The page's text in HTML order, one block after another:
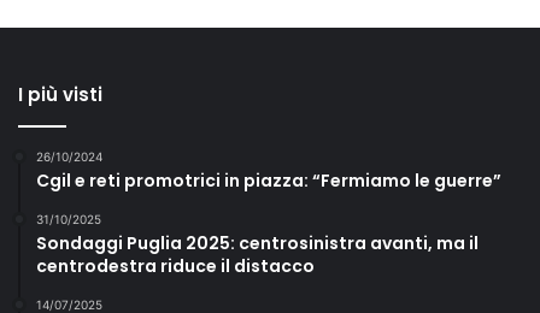
I più visti
26/10/2024
Cgil e reti promotrici in piazza: “Fermiamo le guerre”
31/10/2025
Sondaggi Puglia 2025: centrosinistra avanti, ma il
centrodestra riduce il distacco
14/07/2025